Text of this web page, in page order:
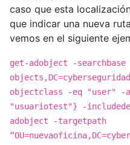
caso que esta
que indicar una nueva
vemos en el siguiente
get-adobject -searchbase
objectclass -eq "user" -
"usuariotest"} -
adobject -targetpath